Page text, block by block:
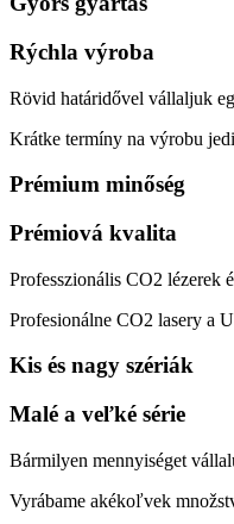
Rýchla výroba
Rövid határidővel vállaljuk
Krátke termíny na výrobu
Prémium minőség
Prémiová kvalita
Professzionális CO2 lézerek
Profesionálne CO2 lasery a
Kis és nagy szériák
Malé a veľké série
Bármilyen mennyiséget
Vyrábame akékoľvek